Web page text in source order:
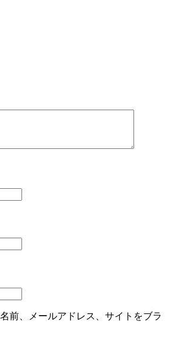
前、メールアドレス、サイトをブラ